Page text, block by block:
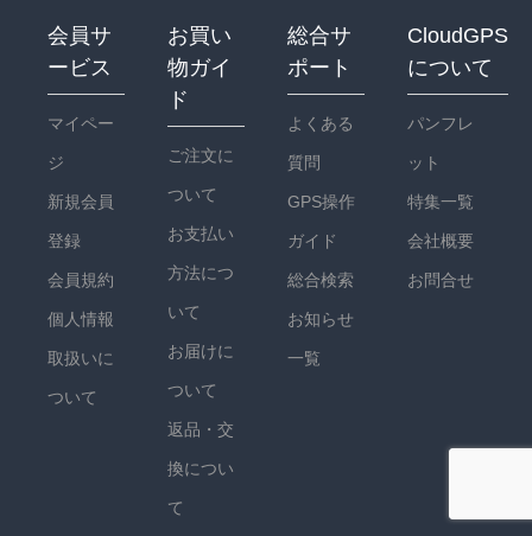
会員サ
ービス
マイペー
ジ
新規会員
登録
会員規約
個人情報
取扱いに
ついて
お買い
物ガイ
ド
ご注文に
ついて
お支払い
方法につ
いて
お届けに
ついて
返品・交
換につい
て
総合サ
ポート
よくある
質問
GPS操作
ガイド
総合検索
お知らせ
一覧
CloudGPS
について
パンフレ
ット
特集一覧
会社概要
お問合せ